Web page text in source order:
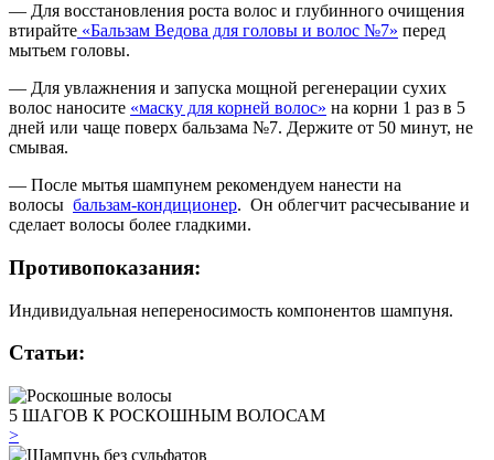
— Для восстановления роста волос и глубинного очищения
втирайте «Бальзам Ведова для головы и волос №7» перед
мытьем головы.
— Для увлажнения и запуска мощной регенерации сухих
волос наносите «маску для корней волос» на корни 1 раз в 5
дней или чаще поверх бальзама №7. Держите от 50 минут, не
смывая.
— После мытья шампунем рекомендуем нанести на
волосы бальзам-кондиционер. Он облегчит расчесывание и
сделает волосы более гладкими.
Противопоказания:
Индивидуальная непереносимость компонентов шампуня.
Статьи:
5 ШАГОВ К РОСКОШНЫМ ВОЛОСАМ
>